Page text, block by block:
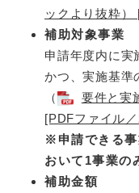
ックより抜粋
補助対象事業
申請年度内に実
かつ、実施基準
（
要件と実
[PDFファイル
※申請できる事
おいて1事業の
補助金額